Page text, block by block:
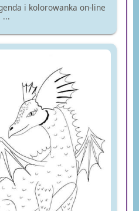
i kolorowanka on-line
...